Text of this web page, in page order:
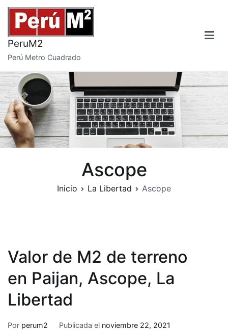
Saltar
contenido
PeruM2
Perú Metro Cuadrado
Ascope
Inicio La Libertad Ascope
Valor de M2 de terreno
en Paijan, Ascope, La
Libertad
Por perum2 Publicada el noviembre 22, 2021